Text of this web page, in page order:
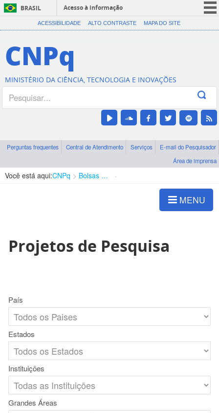
BRASIL
Acesso à informação
CORONAVÍRUS (COVID-19)
Canais
ACESSIBILIDADE ALTO CONTRASTE MAPA DO SITE
CNPq
MINISTÉRIO DA CIÊNCIA, TECNOLOGIA E INOVAÇÕES
Perguntas frequentes Central de Atendimento Serviços
E-mail do Pesquisador
Área de imprensa
Você está aqui:CNPq Bolsas e Auxílios Vigentes
MENU
Projetos de Pesquisa
País
Estados
Instituições
Grandes Áreas